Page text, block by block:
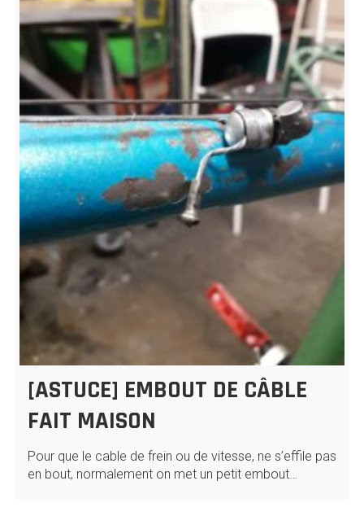
[ASTUCE] EMBOUT DE CÂBLE
FAIT MAISON
Pour que le cable de frein ou de vitesse, ne s’effile pas
en bout, normalement on met un petit embout…